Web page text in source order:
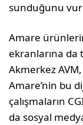
sunduğunu
Amare
ekranlarına da
Akmerkez
Amare’nin bu
çalışmaların
da sosyal